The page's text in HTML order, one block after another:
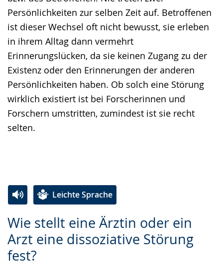
Persönlichkeiten zur selben Zeit auf. Betroffenen
ist dieser Wechsel oft nicht bewusst, sie erleben
in ihrem Alltag dann vermehrt
Erinnerungslücken, da sie keinen Zugang zu der
Existenz oder den Erinnerungen der anderen
Persönlichkeiten haben. Ob solch eine Störung
wirklich existiert ist bei Forscherinnen und
Forschern umstritten, zumindest ist sie recht
selten.
Wie stellt eine Ärztin oder ein
Arzt eine dissoziative Störung
fest?
Leichte Sprache
Leichten
Sprache
wechseln.
Audio-
Unterstützung.
Video
in
Deutscher